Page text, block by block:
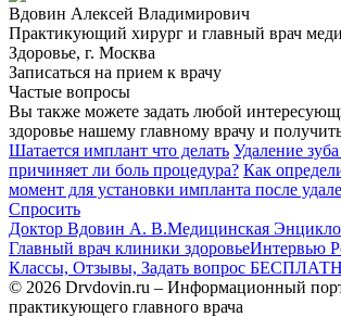
Вдовин Алексей Владимирович
Практикующий хирург и главный врач
Здоровье, г. Москва
Записаться на прием к врачу
Частые вопросы
Вы также можете задать любой
здоровье нашему главному врачу и
Шатается имплант что делать Удаление
причиняет ли боль процедура? Как
момент для установки импланта после
Спросить
Доктор Вдовин А. В.Медицинская
Главный врач клиники здоровьеИнтервью
Классы, Отзывы, Задать вопрос
© 2026 Drvdovin.ru – Информационный
практикующего главного врача